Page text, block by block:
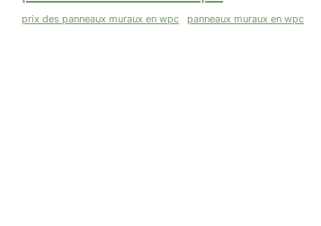
prix des panneaux muraux en wpc panneaux muraux en wpc